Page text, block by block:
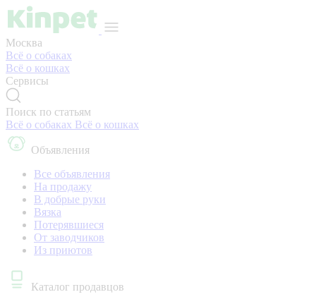
Москва
Всё о собаках
Всё о кошках
Сервисы
Поиск по статьям
Всё о собаках Всё о кошках
Объявления
Все объявления
На продажу
В добрые руки
Вязка
Потерявшиеся
От заводчиков
Из приютов
Каталог продавцов